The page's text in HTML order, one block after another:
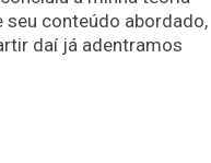
seu conteúdo abordado,
daí já adentramos